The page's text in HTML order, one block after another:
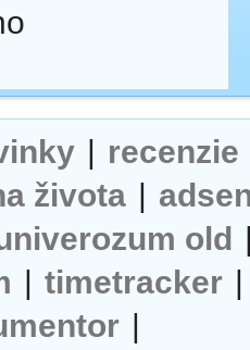
| recenzie
života |
old
| timetracker |
|